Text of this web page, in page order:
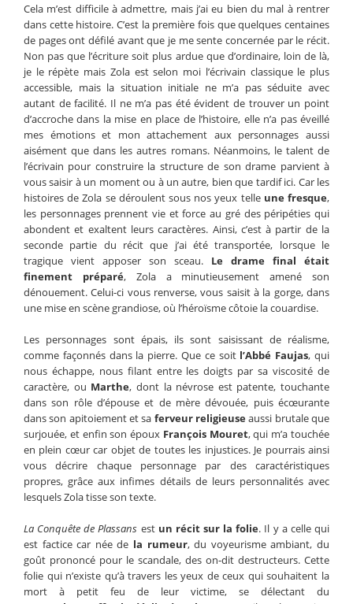
Cela m’est difficile à admettre, mais j’ai eu bien du mal à rentrer
dans cette histoire. C’est la première fois que quelques centaines
de pages ont défilé avant que je me sente concernée par le récit.
Non pas que l’écriture soit plus ardue que d’ordinaire, loin de là,
je le répète mais Zola est selon moi l’écrivain classique le plus
accessible, mais la situation initiale ne m’a pas séduite avec
autant de facilité. Il ne m’a pas été évident de trouver un point
d’accroche dans la mise en place de l’histoire, elle n’a pas éveillé
mes émotions et mon attachement aux personnages aussi
aisément que dans les autres romans. Néanmoins, le talent de
l’écrivain pour construire la structure de son drame parvient à
vous saisir à un moment ou à un autre, bien que tardif ici. Car les
histoires de Zola se déroulent sous nos yeux telle une fresque,
les personnages prennent vie et force au gré des péripéties qui
abondent et exaltent leurs caractères. Ainsi, c’est à partir de la
seconde partie du récit que j’ai été transportée, lorsque le
tragique vient apposer son sceau. Le drame final était
finement préparé, Zola a minutieusement amené son
dénouement. Celui-ci vous renverse, vous saisit à la gorge, dans
une mise en scène grandiose, où l’héroïsme côtoie la couardise.
Les personnages sont épais, ils sont saisissant de réalisme,
comme façonnés dans la pierre. Que ce soit l’Abbé Faujas, qui
nous échappe, nous filant entre les doigts par sa viscosité de
caractère, ou Marthe, dont la névrose est patente, touchante
dans son rôle d’épouse et de mère dévouée, puis écœurante
dans son apitoiement et sa ferveur religieuseaussi brutale que
surjouée, et enfin son époux François Mouret, qui m’a touchée
en plein cœur car objet de toutes les injustices. Je pourrais ainsi
vous décrire chaque personnage par des caractéristiques
propres, grâce aux infimes détails de leurs personnalités avec
lesquels Zola tisse son texte.
La Conquête de Plassans est un récit sur la folie. Il y a celle qui
est factice car née de la rumeur, du voyeurisme ambiant, du
goût prononcé pour le scandale, des on-dit destructeurs. Cette
folie qui n’existe qu’à travers les yeux de ceux qui souhaitent la
mort à petit feu de leur victime, se délectant du